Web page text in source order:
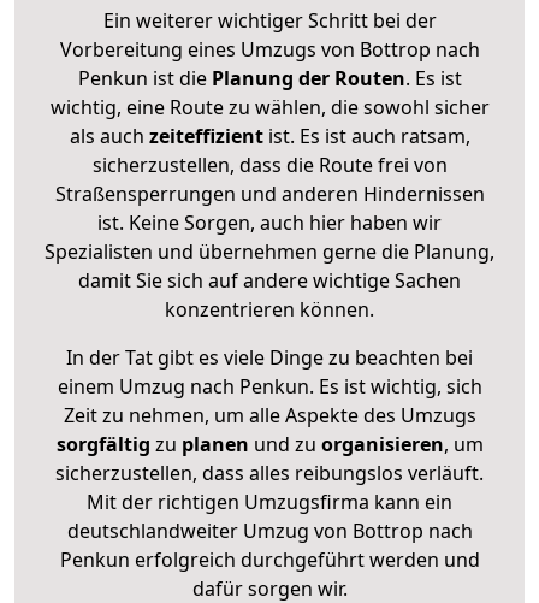
Ein weiterer wichtiger Schritt bei der
Vorbereitung eines Umzugs von Bottrop nach
Penkun ist diePlanung der Routen. Es ist
wichtig, eine Route zu wählen, die sowohl sicher
als auch zeiteffizientist. Es ist auch ratsam,
sicherzustellen, dass die Route frei von
Straßensperrungen und anderen Hindernissen
ist. Keine Sorgen, auch hier haben wir
Spezialisten und übernehmen gerne die Planung,
damit Sie sich auf andere wichtige Sachen
konzentrieren können.
In der Tat gibt es viele Dinge zu beachten bei
einem Umzug nach Penkun. Es ist wichtig, sich
Zeit zu nehmen, um alle Aspekte des Umzugs
sorgfältig zu planen und zu organisieren, um
sicherzustellen, dass alles reibungslos verläuft.
Mit der richtigen Umzugsfirma kann ein
deutschlandweiter Umzug von Bottrop nach
Penkun erfolgreich durchgeführt werden und
dafür sorgen wir.